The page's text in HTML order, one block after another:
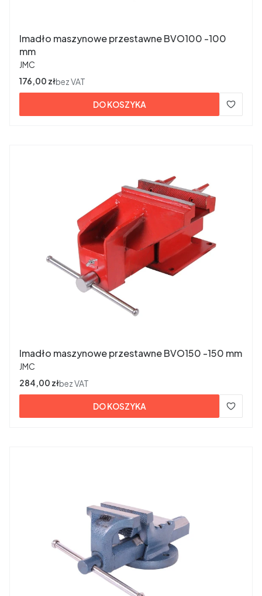
Imadło maszynowe przestawne BVO100 -100
mm
PRODUCENT
JMC
Cena
176,00 złbez VAT
DO KOSZYKA
Imadło maszynowe przestawne BVO150 -150 mm
PRODUCENT
JMC
Cena
284,00 złbez VAT
DO KOSZYKA